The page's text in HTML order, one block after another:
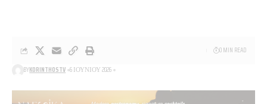
BYKORINTHOSTV 6 ΙΟΥΝΊΟΥ 2026
0 MIN READ